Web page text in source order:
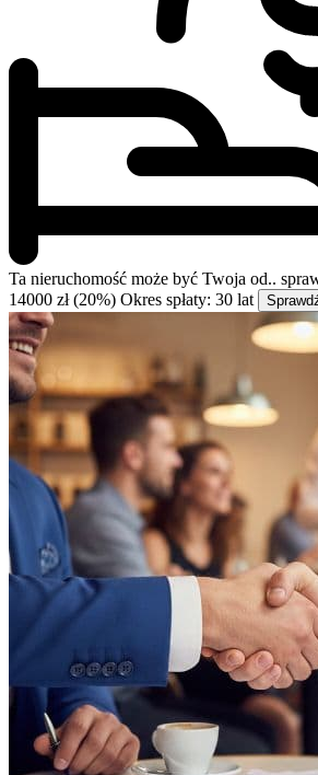
Ta nieruchomość może być Twoja od..
14000 zł (20%) Okres spłaty: 30 lat